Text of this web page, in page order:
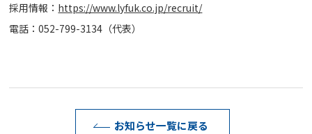
採用情報： https://www.lyfuk.co.jp/recruit/
電話：052-799-3134（代表）
お知らせ一覧に戻る